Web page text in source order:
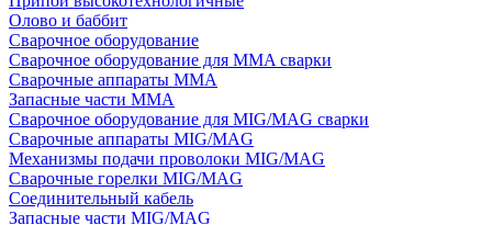
Олово и баббит
Сварочное оборудование
Сварочное оборудование для MMA сварки
Сварочные аппараты MMA
Запасные части MMA
Сварочное оборудование для MIG/MAG сварки
Сварочные аппараты MIG/MAG
Механизмы подачи проволоки MIG/MAG
Сварочные горелки MIG/MAG
Соединительный кабель
Запасные части MIG/MAG